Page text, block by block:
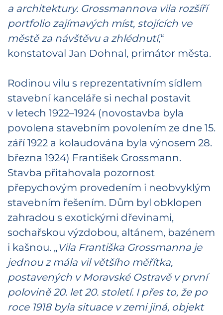
a architektury. Grossmannova vila rozšíří
portfolio zajímavých míst, stojících ve
městě za návštěvu a zhlédnutí,“
konstatoval Jan Dohnal, primátor města.
Rodinou vilu s reprezentativním sídlem
stavební kanceláře si nechal postavit
v letech 1922–1924 (novostavba byla
povolena stavebním povolením ze dne 15.
září 1922 a kolaudována byla výnosem 28.
března 1924) František Grossmann.
Stavba přitahovala pozornost
přepychovým provedením i neobvyklým
stavebním řešením. Dům byl obklopen
zahradou s exotickými dřevinami,
sochařskou výzdobou, altánem, bazénem
i kašnou. „Vila Františka Grossmanna je
jednou z mála vil většího měřítka,
postavených v Moravské Ostravě v první
polovině 20. let 20. století. I přes to, že po
roce 1918 byla situace v zemi jiná, objekt